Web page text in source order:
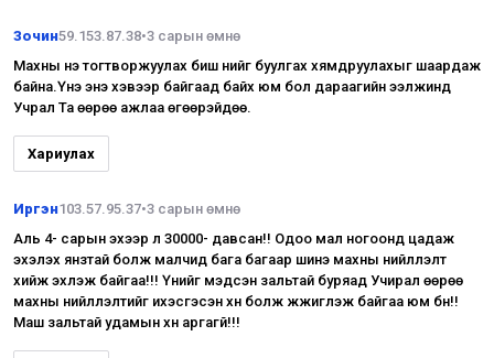
Зочин59.153.87.38•3 сарын өмнө
Махны үнэ тогтворжуулах биш үнийг буулгах хямдруулахыг шаардаж
байна.Үнэ энэ хэвээр байгаад байх юм бол дараагийн ээлжинд
Учрал Та өөрөө ажлаа өгөөрэйдөө.
Хариулах
Иргэн103.57.95.37•3 сарын өмнө
Аль 4- сарын эхээр л 30000- давсан!! Одоо мал ногоонд цадаж
эхэлэх янзтай болж малчид бага багаар шинэ махны нийлүүлэлт
хийж эхлэж байгаа!!! Үүнийг мэдсэн зальтай буряад Учирал өөрөө
махны нийлүүлэлтийг ихэсгэсэн хүн болж жүжиглэж байгаа юм бн!!
Маш зальтай удамын хүн аргагүй!!!